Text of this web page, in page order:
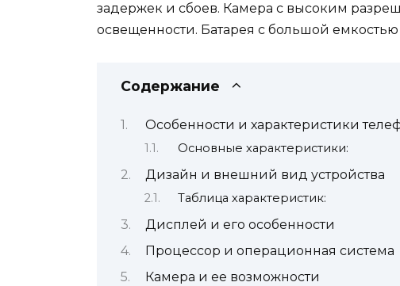
задержек и сбоев. Камера с высоким
освещенности. Батарея с большой
Содержание
Особенности и характеристики
Основные характеристики:
Дизайн и внешний вид устройства
Таблица характеристик:
Дисплей и его особенности
Процессор и операционная система
Камера и ее возможности